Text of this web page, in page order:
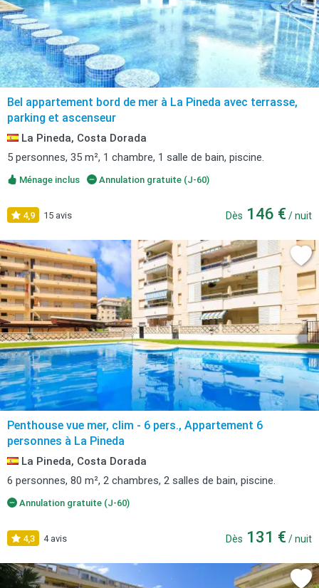
Bel appartement bord de mer à La Pineda avec terrasse,
parking et ascenseur
La Pineda, Costa Dorada
5 personnes, 35 m², 1 chambre, 1 salle de bain, piscine.
Ménage inclus Annulation gratuite (J-60)
4,9 15 avis Dès 146 € / nuit
Penthouse vue mer, clim - 6 pers., Appartement 6
personnes à La Pineda
La Pineda, Costa Dorada
6 personnes, 80 m², 2 chambres, 2 salles de bain, piscine.
Annulation gratuite (J-60)
4,3 4 avis Dès 131 € / nuit